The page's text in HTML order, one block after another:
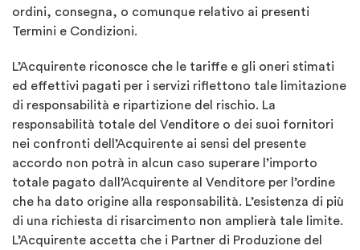
ordini, consegna, o comunque relativo ai presenti
Termini e Condizioni.
L’Acquirente riconosce che le tariffe e gli oneri stimati
ed effettivi pagati per i servizi riflettono tale limitazione
di responsabilità e ripartizione del rischio. La
responsabilità totale del Venditore o dei suoi fornitori
nei confronti dell’Acquirente ai sensi del presente
accordo non potrà in alcun caso superare l’importo
totale pagato dall’Acquirente al Venditore per l’ordine
che ha dato origine alla responsabilità. L’esistenza di più
di una richiesta di risarcimento non amplierà tale limite.
L’Acquirente accetta che i Partner di Produzione del